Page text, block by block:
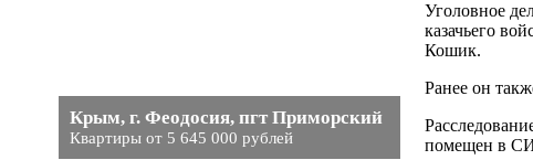
Крым, г. Феодосия, пгт Приморский
Квартиры от 5 645 000 рублей
Уголовное
казачьего
Кошик.
Ранее он
помещен в